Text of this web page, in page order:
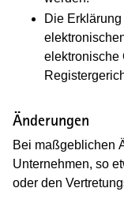
Die
elektronische
Änderungen
Bei maßgeblichen
Unternehmen, so
oder den